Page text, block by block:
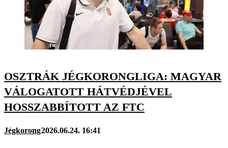
OSZTRÁK JÉGKORONGLIGA: MAGYAR
VÁLOGATOTT HÁTVÉDJÉVEL
HOSSZABBÍTOTT AZ FTC
Jégkorong2026.06.24. 16:41